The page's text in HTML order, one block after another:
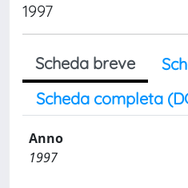
1997
Scheda breve
Scheda completa
Anno
1997